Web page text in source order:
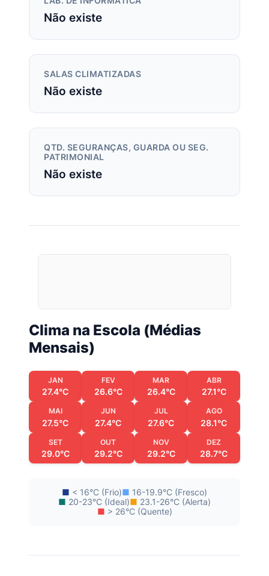
Não existe
SALAS CLIMATIZADAS
Não existe
QTD. SEGURANÇAS, GUARDA OU SEG.
PATRIMONIAL
Não existe
Clima na Escola (Médias
Mensais)
JAN
27.4°C
FEV
26.6°C
MAR
26.4°C
ABR
27.1°C
MAI
27.5°C
JUN
27.4°C
JUL
27.6°C
AGO
28.1°C
SET
29.0°C
OUT
29.2°C
NOV
29.2°C
DEZ
28.7°C
■ < 16°C (Frio)■ 16-19.9°C (Fresco)
■ 20-23°C (Ideal)■ 23.1-26°C (Alerta)
■ > 26°C (Quente)